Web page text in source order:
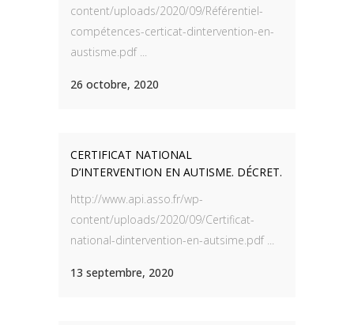
content/uploads/2020/09/Référentiel-
compétences-certicat-dintervention-en-
austisme.pdf ...
26 octobre, 2020
CERTIFICAT NATIONAL
D’INTERVENTION EN AUTISME. DÉCRET.
http://www.api.asso.fr/wp-
content/uploads/2020/09/Certificat-
national-dintervention-en-autsime.pdf ...
13 septembre, 2020